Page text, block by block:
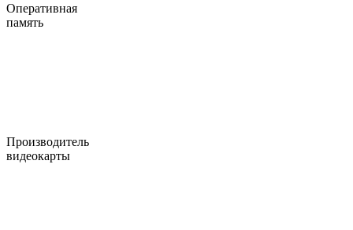
Оперативная
память
Производитель
видеокарты